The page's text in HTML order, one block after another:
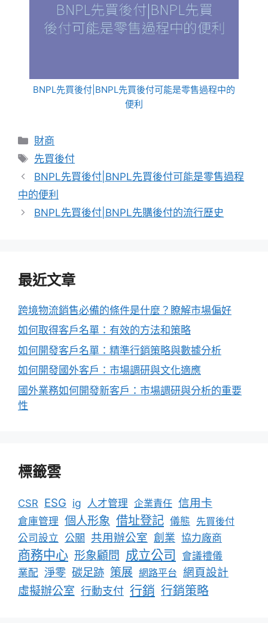
BNPL先買後付|BNPL先買後付可能是零售過程中的
便利
分
類
財商
標
籤
先買後付
BNPL先買後付|BNPL先買後付可能是零售過程
中的便利
BNPL先買後付|BNPL先購後付的流行歷史
最近文章
跨境物流銷售必備的條件是什麼？瞭解市場偏好
如何取得客戶名單：有效的方法和策略
如何開發客戶名單：精準行銷策略與數據分析
如何開發國外客戶：市場調研與文化適應
國外業務如何開發新客戶：市場調研與分析的重要
性
標籤雲
CSR ESG ig 人才管理 企業責任 信用卡
倉庫管理 個人形象 借址登記 儀態 先買後付
公司設立 公關 共用辦公室 創業 協力廠商
商務中心 形象顧問 成立公司
會議禮儀
業配 淨零 碳足跡 策展 網路平台 網頁設計
虛擬辦公室 行動支付 行銷 行銷策略